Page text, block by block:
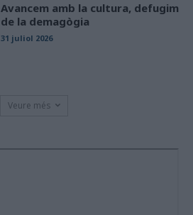
Avancem amb la cultura, defugim
de la demagògia
31 juliol 2026
Veure més